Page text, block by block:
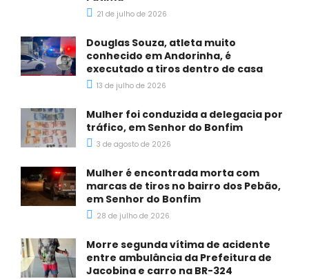
21 de julho de 2026
Douglas Souza, atleta muito
conhecido em Andorinha, é
executado a tiros dentro de casa
13 de julho de 2026
Mulher foi conduzida a delegacia por
tráfico, em Senhor do Bonfim
3 de agosto de 2026
Mulher é encontrada morta com
marcas de tiros no bairro dos Pebão,
em Senhor do Bonfim
28 de julho de 2026
Morre segunda vítima de acidente
entre ambulância da Prefeitura de
Jacobina e carro na BR-324